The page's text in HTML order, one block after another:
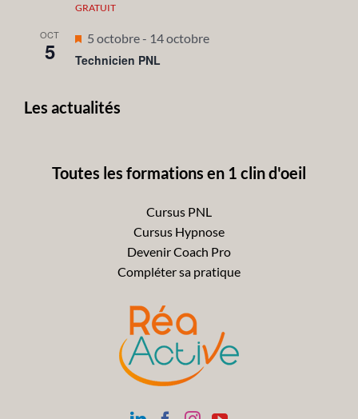
GRATUIT
OCT
5
Mis
en
5 octobre- 14 octobre
Technicien PNL
Les actualités
Toutes les formations en 1 clin d'oeil
Cursus PNL
Cursus Hypnose
Devenir Coach Pro
Compléter sa pratique